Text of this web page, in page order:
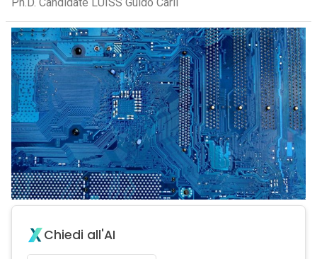
Chiedi all'AI